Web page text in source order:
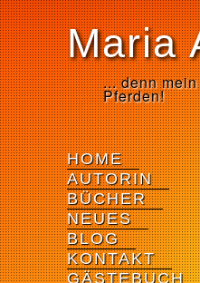
Maria
... denn
Pferden!
HOME
AUTORIN
BÜCHER
NEUES
BLOG
KONTAKT
GÄSTEBUCH